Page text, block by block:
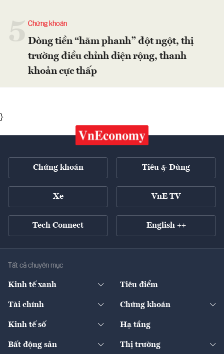
Chứng khoán
Dòng tiền “hãm phanh” đột ngột, thị
trường điều chỉnh diện rộng, thanh
khoản cực thấp
}
Chứng khoán Tiêu & Dùng
Xe VnE TV
Tech Connect English ++
Tất cả chuyên mục
Kinh tế xanh
Diễn đàn
Tiêu điểm
Tài chính
Ngân hàng
Chứng khoán
Doanh nghiệp niêm yết
Kinh tế số
Sản phẩm - Thị trường
Hạ tầng
Bất động sản Thị trường